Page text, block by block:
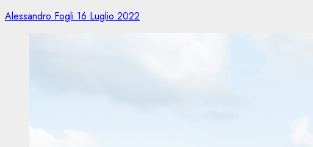
Alessandro Fogli 16 Luglio 2022